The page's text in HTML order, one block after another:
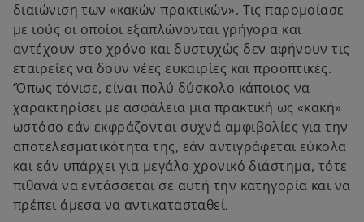
διαιώνιση των «κακών πρακτικών». Τις παρομοίασε
με ιούς οι οποίοι εξαπλώνονται γρήγορα και
αντέχουν στο χρόνο και δυστυχώς δεν αφήνουν τις
εταιρείες να δουν νέες ευκαιρίες και προοπτικές.
‘Όπως τόνισε, είναι πολύ δύσκολο κάποιος να
χαρακτηρίσει με ασφάλεια μια πρακτική ως «κακή»
ωστόσο εάν εκφράζονται συχνά αμφιβολίες για την
αποτελεσματικότητα της, εάν αντιγράφεται εύκολα
και εάν υπάρχει για μεγάλο χρονικό διάστημα, τότε
πιθανά να εντάσσεται σε αυτή την κατηγορία και να
πρέπει άμεσα να αντικατασταθεί.